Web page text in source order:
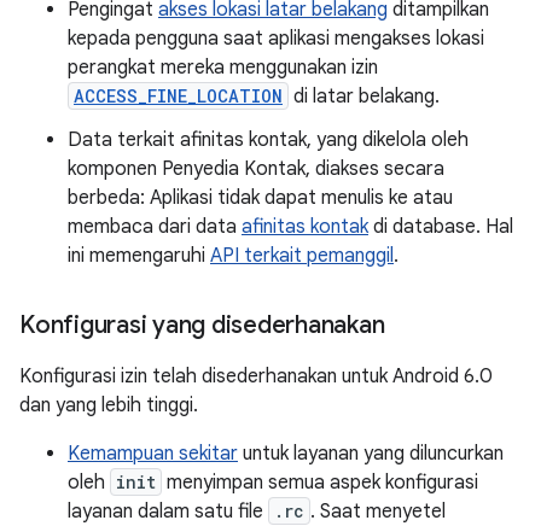
Pengingat akses lokasi latar belakang ditampilkan
kepada pengguna saat aplikasi mengakses lokasi
perangkat mereka menggunakan izin
ACCESS_FINE_LOCATION di latar belakang.
Data terkait afinitas kontak, yang dikelola oleh
komponen Penyedia Kontak, diakses secara
berbeda: Aplikasi tidak dapat menulis ke atau
membaca dari data afinitas kontakdi database. Hal
ini memengaruhi API terkait pemanggil .
Konfigurasi yang disederhanakan
Konfigurasi izin telah disederhanakan untuk Android 6.0
dan yang lebih tinggi.
Kemampuan sekitar untuk layanan yang diluncurkan
oleh init menyimpan semua aspek konfigurasi
layanan dalam satu file
.rc . Saat menyetel